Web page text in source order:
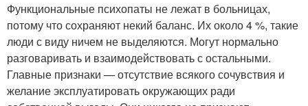
Функциональные психопаты не лежат в больницах,
потому что сохраняют некий баланс. Их около 4 %, такие
люди с виду ничем не выделяются. Могут нормально
разговаривать и взаимодействовать с остальными.
Главные признаки — отсутствие всякого сочувствия и
желание эксплуатировать окружающих ради